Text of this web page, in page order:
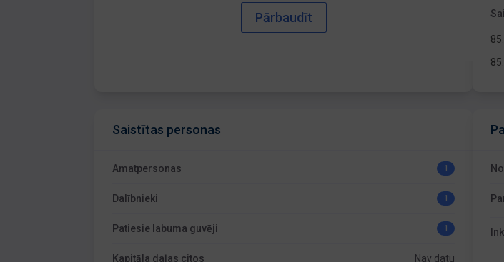
Pārbaudīt
Saistītas personas
Amatpersonas 1
Dalībnieki 1
Patiesie labuma guvēji 1
Kapitāla daļas citos
Nav datu